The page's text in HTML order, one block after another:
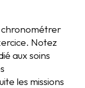
chronométrer
Notez
aux soins
les missions